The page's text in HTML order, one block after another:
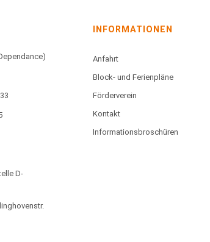
D-
INFORMATIONEN
Anfahrt
Block- und Ferienpläne
Förderverein
Kontakt
Informationsbroschüren